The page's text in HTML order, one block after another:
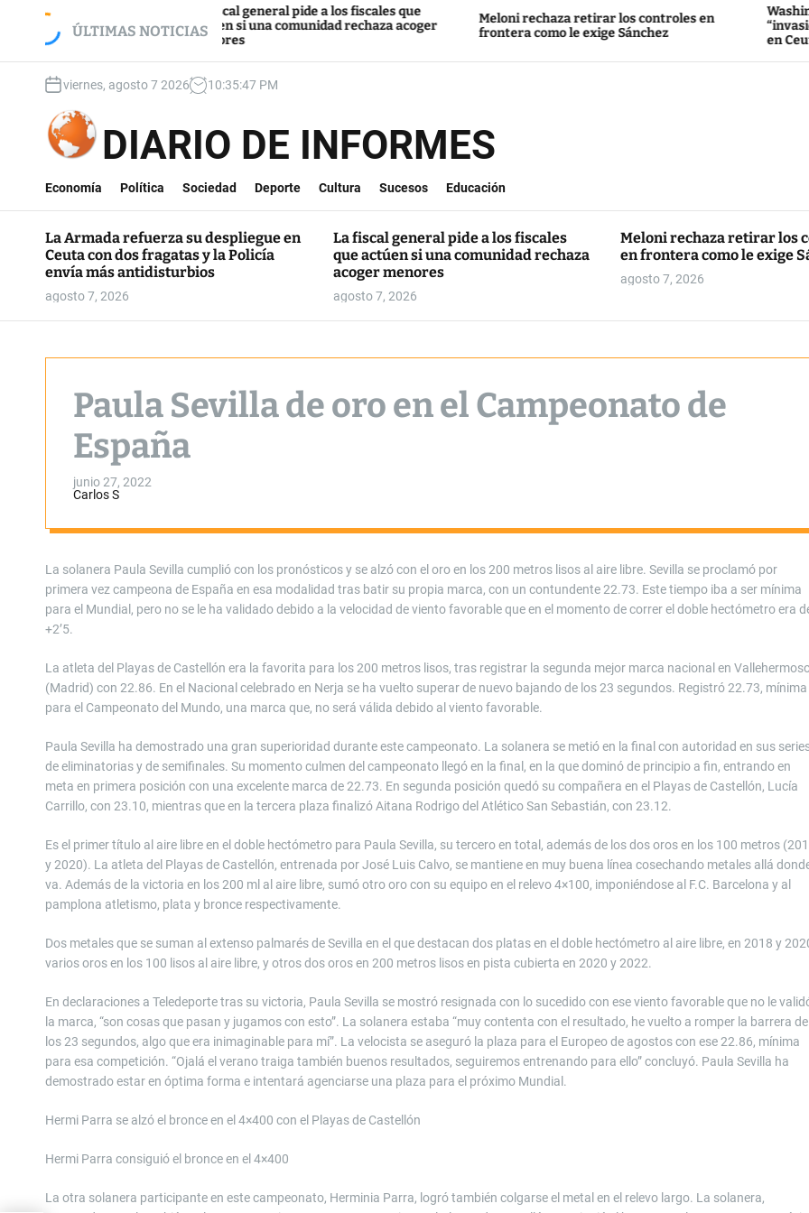
e
ÚLTIMAS NOTICIAS
en Ceuta
La fiscal general pide a los fiscales que
actúen si una comunidad rechaza acoger
menores
Meloni rechaza retirar los controles en
frontera como le exige Sánchez
Washington
“invasión” de
viernes, agosto 7 2026 10:35:48 PM
DIARIO DE INFORMES
Economía Política Sociedad Deporte Cultura Sucesos Educación
La Armada refuerza su despliegue en
Ceuta con dos fragatas y la Policía
envía más antidisturbios
agosto 7, 2026
La fiscal general pide a los fiscales
que actúen si una comunidad rechaza
acoger menores
agosto 7, 2026
Meloni rechaza retirar los
en frontera como le exige
agosto 7, 2026
Paula Sevilla de oro en el Campeonato de
España
junio 27, 2022
Carlos S
La solanera Paula Sevilla cumplió con los pronósticos y se alzó con el oro en los 200 metros lisos al aire libre. Sevilla se proclamó por
primera vez campeona de España en esa modalidad tras batir su propia marca, con un contundente 22.73. Este tiempo iba a ser mínima
para el Mundial, pero no se le ha validado debido a la velocidad de viento favorable que en el momento de correr el doble hectómetro era
+2’5.
La atleta del Playas de Castellón era la favorita para los 200 metros lisos, tras registrar la segunda mejor marca nacional en
(Madrid) con 22.86. En el Nacional celebrado en Nerja se ha vuelto superar de nuevo bajando de los 23 segundos. Registró 22.73, mínima
para el Campeonato del Mundo, una marca que, no será válida debido al viento favorable.
Paula Sevilla ha demostrado una gran superioridad durante este campeonato. La solanera se metió en la final con autoridad en sus
de eliminatorias y de semifinales. Su momento culmen del campeonato llegó en la final, en la que dominó de principio a fin, entrando en
meta en primera posición con una excelente marca de 22.73. En segunda posición quedó su compañera en el Playas de Castellón, Lucía
Carrillo, con 23.10, mientras que en la tercera plaza finalizó Aitana Rodrigo del Atlético San Sebastián, con 23.12.
Es el primer título al aire libre en el doble hectómetro para Paula Sevilla, su tercero en total, además de los dos oros en los 100 metros
y 2020). La atleta del Playas de Castellón, entrenada por José Luis Calvo, se mantiene en muy buena línea cosechando metales allá
va. Además de la victoria en los 200 ml al aire libre, sumó otro oro con su equipo en el relevo 4×100, imponiéndose al F.C. Barcelona y al
pamplona atletismo, plata y bronce respectivamente.
Dos metales que se suman al extenso palmarés de Sevilla en el que destacan dos platas en el doble hectómetro al aire libre, en 2018 y
varios oros en los 100 lisos al aire libre, y otros dos oros en 200 metros lisos en pista cubierta en 2020 y 2022.
En declaraciones a Teledeporte tras su victoria, Paula Sevilla se mostró resignada con lo sucedido con ese viento favorable que no le
la marca, “son cosas que pasan y jugamos con esto”. La solanera estaba “muy contenta con el resultado, he vuelto a romper la barrera de
los 23 segundos, algo que era inimaginable para mí”. La velocista se aseguró la plaza para el Europeo de agostos con ese 22.86, mínima
para esa competición. “Ojalá el verano traiga también buenos resultados, seguiremos entrenando para ello” concluyó. Paula Sevilla ha
demostrado estar en óptima forma e intentará agenciarse una plaza para el próximo Mundial.
Hermi Parra se alzó el bronce en el 4×400 con el Playas de Castellón
Hermi Parra consiguió el bronce en el 4×400
La otra solanera participante en este campeonato, Herminia Parra, logró también colgarse el metal en el relevo largo. La solanera,